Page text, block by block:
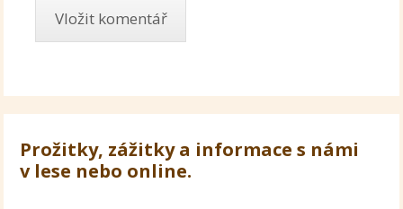
Prožitky, zážitky a informace s námi
v lese nebo online.